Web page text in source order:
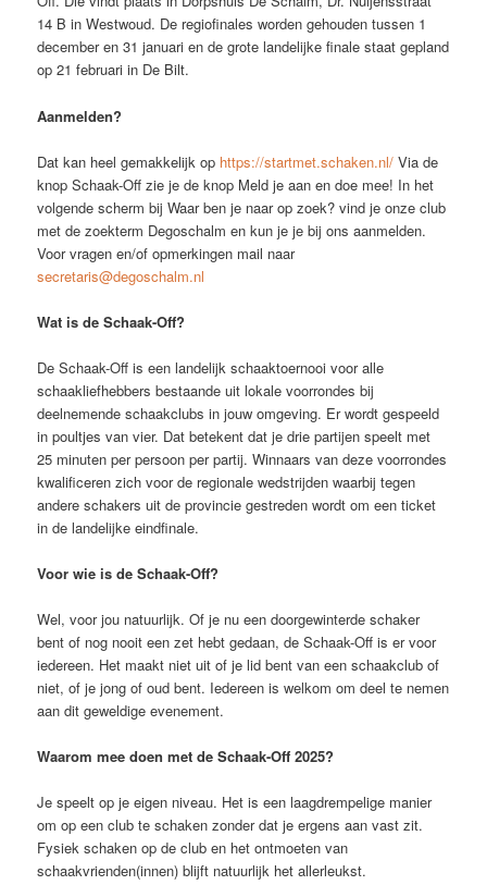
14 B in Westwoud. De regiofinales worden gehouden tussen 1
december en 31 januari en de grote landelijke finale staat gepland
op 21 februari in De Bilt.
Aanmelden?
Dat kan heel gemakkelijk op https://startmet.schaken.nl/ Via de
knop Schaak-Off zie je de knop Meld je aan en doe mee! In het
volgende scherm bij Waar ben je naar op zoek? vind je onze club
met de zoekterm Degoschalm en kun je je bij ons aanmelden.
Voor vragen en/of opmerkingen mail naar
secretaris@degoschalm.nl
Wat is de Schaak-Off?
De Schaak-Off is een landelijk schaaktoernooi voor alle
schaakliefhebbers bestaande uit lokale voorrondes bij
deelnemende schaakclubs in jouw omgeving. Er wordt gespeeld
in poultjes van vier. Dat betekent dat je drie partijen speelt met
25 minuten per persoon per partij. Winnaars van deze voorrondes
kwalificeren zich voor de regionale wedstrijden waarbij tegen
andere schakers uit de provincie gestreden wordt om een ticket
in de landelijke eindfinale.
Voor wie is de Schaak-Off?
Wel, voor jou natuurlijk. Of je nu een doorgewinterde schaker
bent of nog nooit een zet hebt gedaan, de Schaak-Off is er voor
iedereen. Het maakt niet uit of je lid bent van een schaakclub of
niet, of je jong of oud bent. Iedereen is welkom om deel te nemen
aan dit geweldige evenement.
Waarom mee doen met de Schaak-Off 2025?
Je speelt op je eigen niveau. Het is een laagdrempelige manier
om op een club te schaken zonder dat je ergens aan vast zit.
Fysiek schaken op de club en het ontmoeten van
schaakvrienden(innen) blijft natuurlijk het allerleukst.